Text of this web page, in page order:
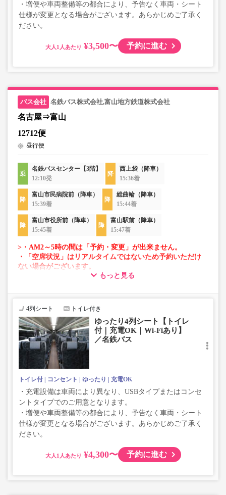
・増便や車両整備等の都合により、予告なく車両・シート
仕様が変更となる場合がございます。あらかじめご了承く
ださい。
大人 ¥3,500〜 予約に進む
名鉄バス株式会社,富山地方鉄道株式会社
名古屋⇒富山
12712便
昼行便
名鉄バスセンター【3階】
12:10発
西上袋（降車）
15:36着
富山市民病院前（降車）
15:39着
総曲輪（降車）
15:44着
富山市役所前（降車）
15:45着
富山駅前（降車）
15:47着
>・AM2～5時の間は「予約・変更」が出来ません。
・「空席状況」はリアルタイムではないため予約いただけ
ない場合がございます。
・車両は予告なく変更となる場合がございます。これに伴
で、あらかじめご了承ください。
もっと見る
4列シート トイレ付き
ゆったり4列シート【トイレ
付｜充電OK｜Wi-Fiあり】
／名鉄バス
トイレ付 コンセント ゆったり 充電OK
・充電設備は車両により異なり、USBタイプまたはコンセ
ントタイプでのご用意となります。
・増便や車両整備等の都合により、予告なく車両・シート
仕様が変更となる場合がございます。あらかじめご了承く
ださい。
大人 ¥4,300〜 予約に進む